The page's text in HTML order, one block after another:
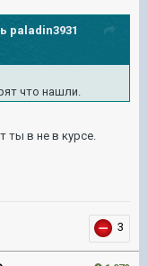
paladin3931
что нашли.
ты в не в курсе.
3